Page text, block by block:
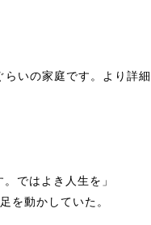
らいの家庭です。より詳
ではよき人生を」
を動かしていた。